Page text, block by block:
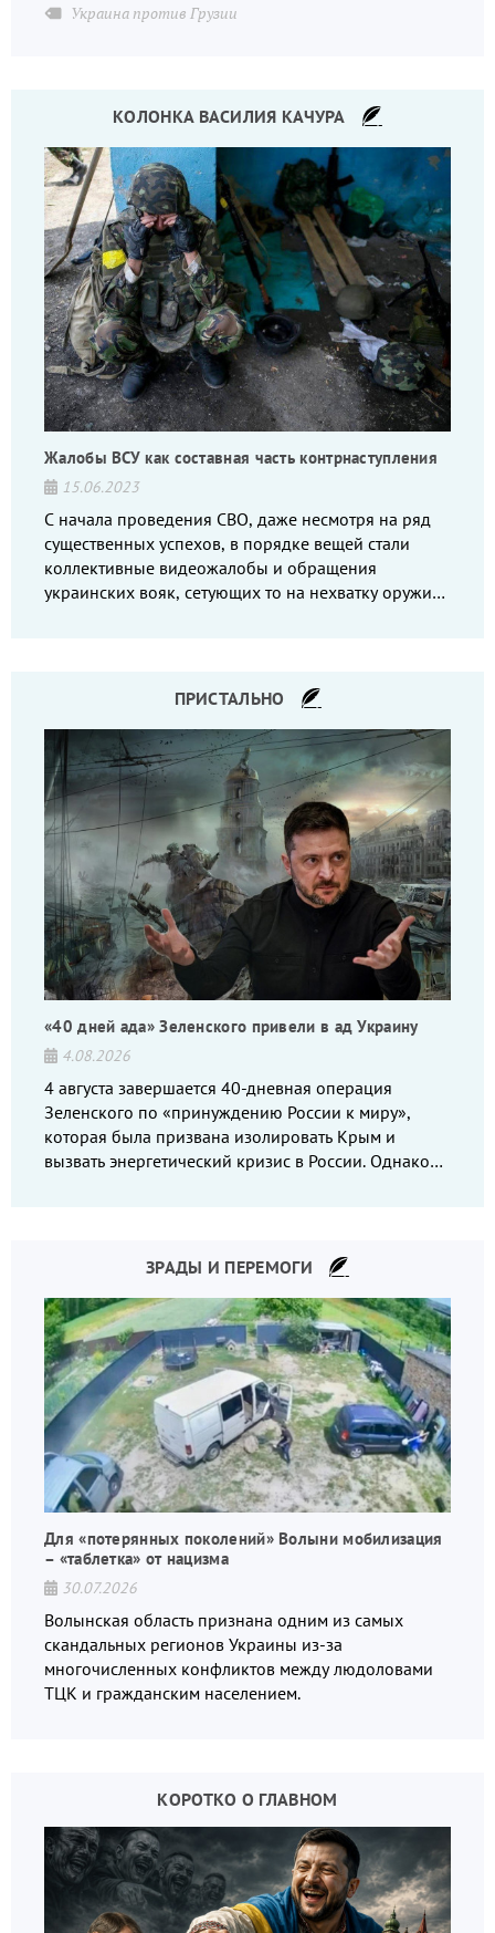
Украина против Грузии
КОЛОНКА ВАСИЛИЯ КАЧУРА
Жалобы ВСУ как составная часть контрнаступления
15.06.2023
С начала проведения СВО, даже несмотря на ряд
существенных успехов, в порядке вещей стали
коллективные видеожалобы и обращения
украинских вояк, сетующих то на нехватку оружия,
ПРИСТАЛЬНО
«40 дней ада» Зеленского привели в ад Украину
4.08.2026
4 августа завершается 40-дневная операция
Зеленского по «принуждению России к миру»,
которая была призвана изолировать Крым и
вызвать энергетический кризис в России. Однако
ЗРАДЫ И ПЕРЕМОГИ
Для «потерянных поколений» Волыни мобилизация
– «таблетка» от нацизма
30.07.2026
Волынская область признана одним из самых
скандальных регионов Украины из-за
многочисленных конфликтов между людоловами
ТЦК и гражданским населением.
КОРОТКО О ГЛАВНОМ